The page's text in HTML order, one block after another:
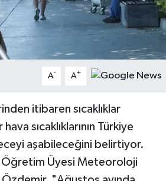
A- A+
itibaren sıcaklıklar
sıcaklıklarının Türkiye
aşabileceğini belirtiyor.
Öğretim Üyesi Meteoroloji